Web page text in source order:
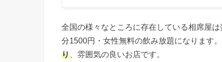
全国の様々なところに存在している相席屋
分1500円・女性無料の飲み放題になります
り 、雰囲気の良いお店です。